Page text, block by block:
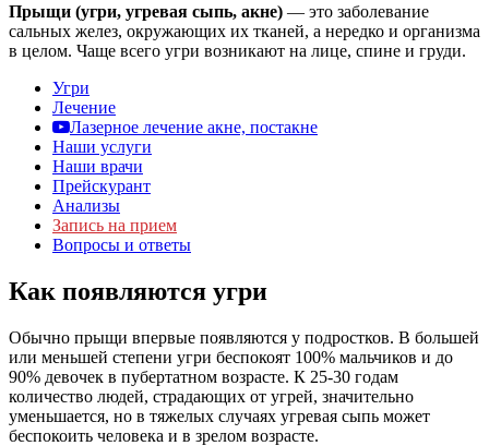
Прыщи (угри, угревая сыпь, акне) — это заболевание
сальных желез, окружающих их тканей, а нередко и организма
в целом. Чаще всего угри возникают на лице, спине и груди.
Угри
Лечение
Лазерное лечение акне, постакне
Наши услуги
Наши врачи
Прейскурант
Анализы
Запись на прием
Вопросы и ответы
Как появляются угри
Обычно прыщи впервые появляются у подростков. В большей
или меньшей степени угри беспокоят 100% мальчиков и до
90% девочек в пубертатном возрасте. К 25-30 годам
количество людей, страдающих от угрей, значительно
уменьшается, но в тяжелых случаях угревая сыпь может
беспокоить человека и в зрелом возрасте.